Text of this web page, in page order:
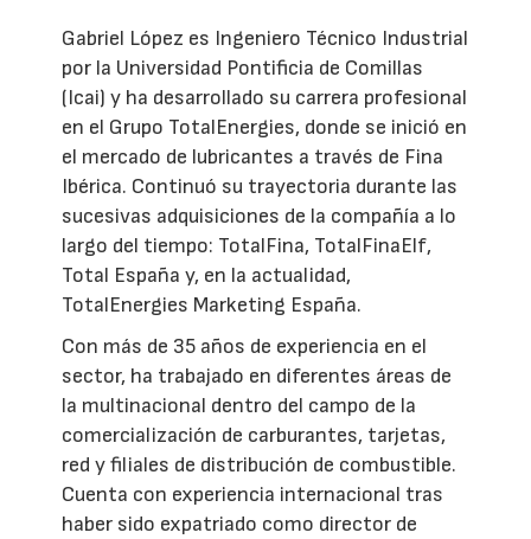
Gabriel López es Ingeniero Técnico Industrial
por la Universidad Pontificia de Comillas
(Icai) y ha desarrollado su carrera profesional
en el Grupo TotalEnergies, donde se inició en
el mercado de lubricantes a través de Fina
Ibérica. Continuó su trayectoria durante las
sucesivas adquisiciones de la compañía a lo
largo del tiempo: TotalFina, TotalFinaElf,
Total España y, en la actualidad,
TotalEnergies Marketing España.
Con más de 35 años de experiencia en el
sector, ha trabajado en diferentes áreas de
la multinacional dentro del campo de la
comercialización de carburantes, tarjetas,
red y filiales de distribución de combustible.
Cuenta con experiencia internacional tras
haber sido expatriado como director de